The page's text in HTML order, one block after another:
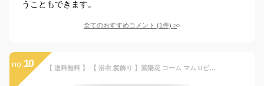
うこともできます。
全てのおすすめコメント (1件) >
no. 10 【 送料無料 】 【 浴衣 髪飾り 】紫陽花 コーム マム Uピン 組紐 5点セット ｜あじさい ヘアアレンジ Uピン ピンポンマムタッセル ヘアアクセサリー 髪飾り レディース 大人 キッズ 子供 女の子 七五三 753 成人式 卒業式 成人式 袴 浴衣 夏祭り 花火大会 夕涼み LAUP